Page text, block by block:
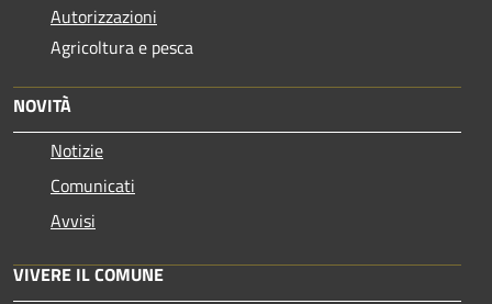
Autorizzazioni
Agricoltura e pesca
NOVITÀ
Notizie
Comunicati
Avvisi
VIVERE IL COMUNE